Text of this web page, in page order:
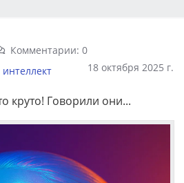
Комментарии: 0
18 октября 2025 г.
круто! Говорили они...